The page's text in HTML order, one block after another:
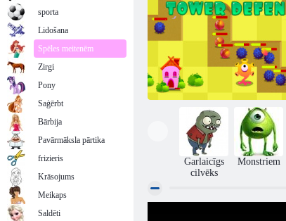
Garlaicīgs
cilvēks
Monstriem
sporta
Lidošana
Spēles meitenēm
Zirgi
Pony
Saģērbt
Bārbija
Pavārmāksla pārtika
frizieris
Krāsojums
Meikaps
Saldēti